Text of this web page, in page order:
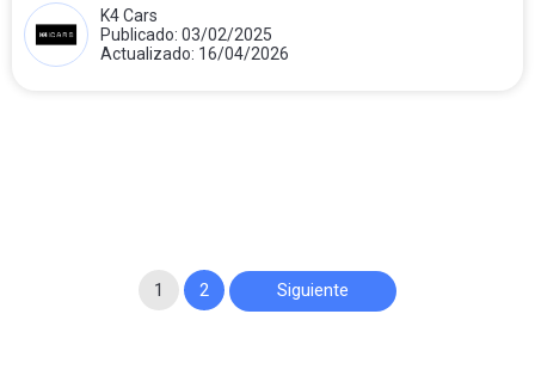
K4 Cars
Publicado: 03/02/2025
Actualizado: 16/04/2026
Paginación 1 2 Siguiente